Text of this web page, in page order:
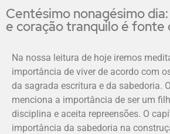
Centésimo nonagésimo
e coração tranquilo é fonte
Na nossa leitura de hoje iremos
importância de viver de acordo com
da sagrada escritura e da sabedoria.
menciona a importância de ser um
disciplina e aceita repreensões. O
importância da sabedoria na